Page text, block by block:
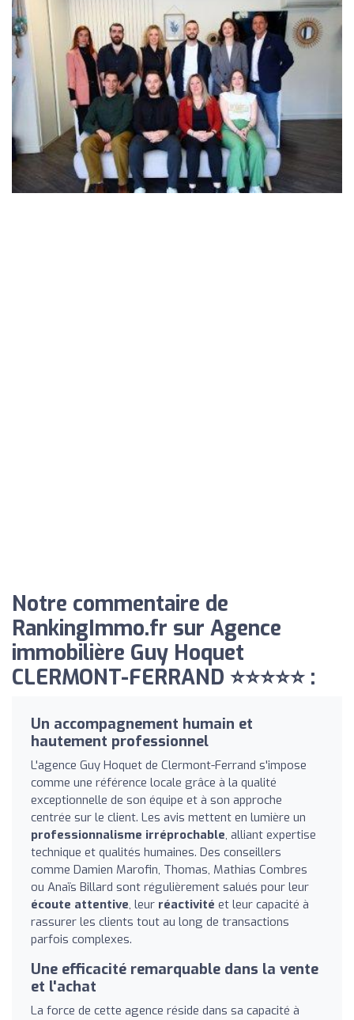
Notre commentaire de
RankingImmo.fr sur Agence
immobilière Guy Hoquet
CLERMONT-FERRAND ⭐⭐⭐⭐⭐ :
Un accompagnement humain et
hautement professionnel
L'agence Guy Hoquet de Clermont-Ferrand s'impose
comme une référence locale grâce à la qualité
exceptionnelle de son équipe et à son approche
centrée sur le client. Les avis mettent en lumière un
professionnalisme irréprochable, alliant expertise
technique et qualités humaines. Des conseillers
comme Damien Marofin, Thomas, Mathias Combres
ou Anaïs Billard sont régulièrement salués pour leur
écoute attentive, leur réactivité et leur capacité à
rassurer les clients tout au long de transactions
parfois complexes.
Une efficacité remarquable dans la vente
et l'achat
La force de cette agence réside dans sa capacité à